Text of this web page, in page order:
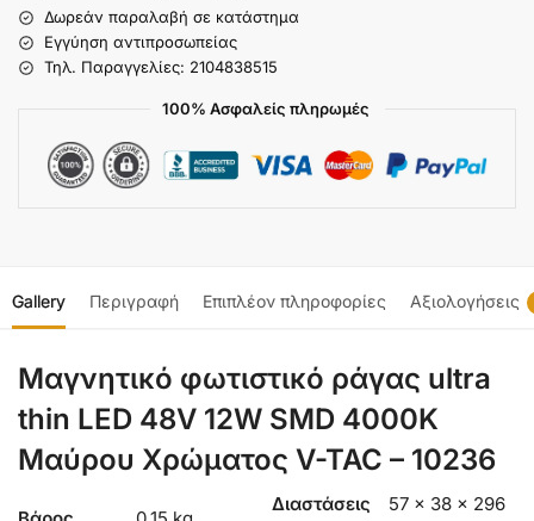
Δωρεάν παραλαβή σε κατάστημα
Εγγύηση αντιπροσωπείας
Τηλ. Παραγγελίες: 2104838515
100% Ασφαλείς πληρωμές
Gallery Περιγραφή Επιπλέον πληροφορίες Αξιολογήσεις
Μαγνητικό φωτιστικό ράγας ultra
thin LED 48V 12W SMD 4000K
Μαύρου Χρώματος V-TAC – 10236
Διαστάσεις
57 × 38 × 296